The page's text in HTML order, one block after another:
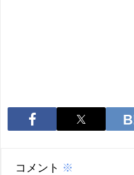
コメント ※